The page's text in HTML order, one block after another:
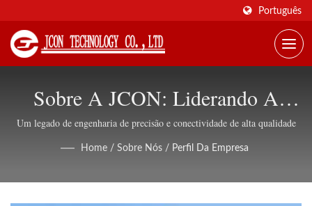
Português
Sobre A JCON: Liderando A
Indústria Global De Conectores
Industriais
Um legado de engenharia de precisão e conectividade de alta qualidade
Home / Sobre Nós / Perfil Da Empresa